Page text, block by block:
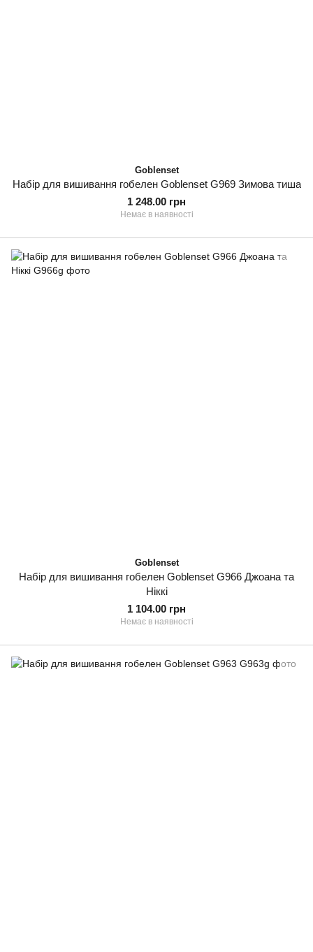
Goblenset
Набір для вишивання гобелен Goblenset G969 Зимова тиша
1 248.00 грн
Немає в наявності
Goblenset
Набір для вишивання гобелен Goblenset G966 Джоана та
Ніккі
1 104.00 грн
Немає в наявності